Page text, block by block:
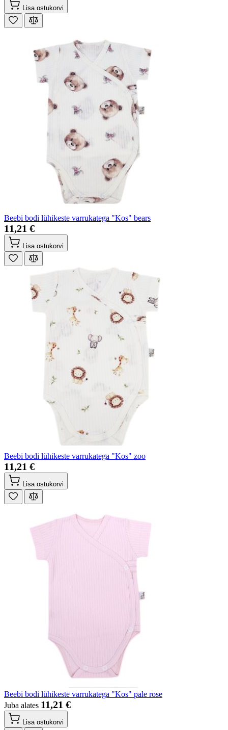
Lisa ostukorvi
Beebi bodi lühikeste varrukatega "Kos" bears
11,21 €
Lisa ostukorvi
Beebi bodi lühikeste varrukatega "Kos" zoo
11,21 €
Lisa ostukorvi
Beebi bodi lühikeste varrukatega "Kos" pale rose
Juba alates 11,21 €
Lisa ostukorvi